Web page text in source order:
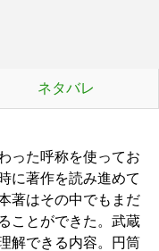
ネタバレ
った呼称を使ってお
に著作を読み進めて
著はその中でもまだ
ことができた。武蔵
解できる内容。円筒